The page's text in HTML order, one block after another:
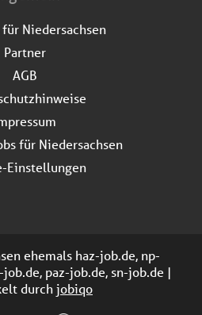
für Niedersachsen
Partner
AGB
für Niedersachsen
Einstellungen
ehemals haz-job.de, np-
paz-job.de, sn-job.de |
durchjobiqo